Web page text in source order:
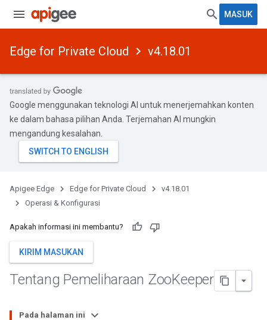
MASUK
Edge for Private Cloud v4.18.01
Google menggunakan teknologi AI untuk menerjemahkan konten
ke dalam bahasa pilihan Anda. Terjemahan AI mungkin
mengandung kesalahan.
Apigee Edge Edge for Private Cloud
v4.18.01
Operasi & Konfigurasi
Apakah informasi ini membantu?
KIRIM MASUKAN
Tentang Pemeliharaan ZooKeeper
Pada halaman ini